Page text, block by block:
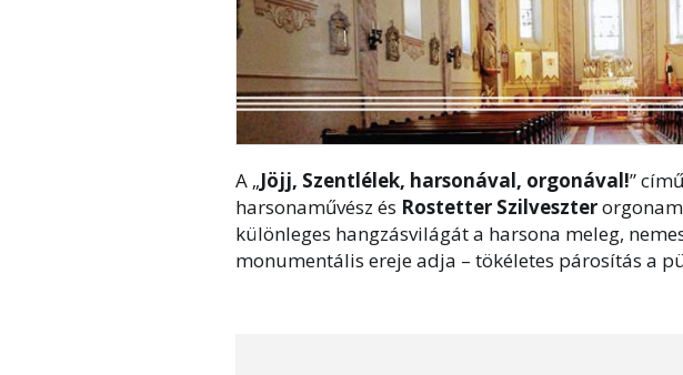
A „Jöjj, Szentlélek, harsonával, orgonával!”
harsonaművész és Rostetter Szilveszter
különleges hangzásvilágát a harsona meleg,
monumentális ereje adja – tökéletes párosítás a